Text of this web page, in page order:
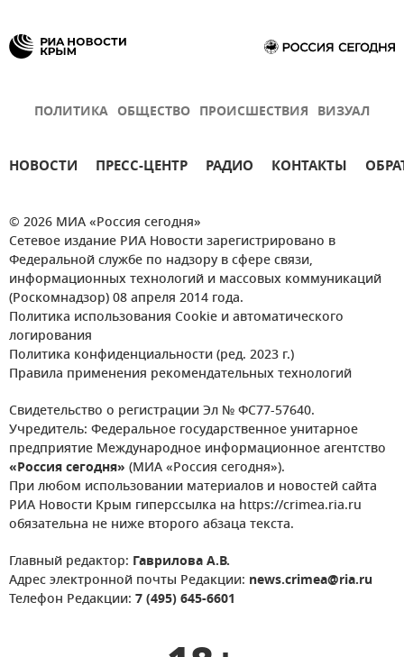
ПОЛИТИКА ОБЩЕСТВО ПРОИСШЕСТВИЯ ВИЗУАЛ
НОВОСТИ ПРЕСС-ЦЕНТР РАДИО КОНТАКТЫ
© 2026 МИА «Россия сегодня»
Сетевое издание РИА Новости зарегистрировано в
Федеральной службе по надзору в сфере связи,
информационных технологий и массовых коммуникаций
(Роскомнадзор) 08 апреля 2014 года.
Политика использования Cookie и автоматического
логирования
Политика конфиденциальности (ред. 2023 г.)
Правила применения рекомендательных технологий
Свидетельство о регистрации Эл № ФС77-57640.
Учредитель: Федеральное государственное унитарное
предприятие Международное информационное агентство
«Россия сегодня» (МИА «Россия сегодня»).
При любом использовании материалов и новостей сайта
РИА Новости Крым гиперссылка на https://crimea.ria.ru
обязательна не ниже второго абзаца текста.
Главный редактор: Гаврилова А.В.
Адрес электронной почты Редакции: news.crimea@ria.ru
Телефон Редакции: 7 (495) 645-6601